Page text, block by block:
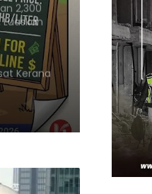
2,300
Kerana
Israel di